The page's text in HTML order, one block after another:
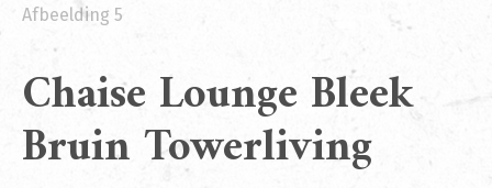
Chaise Lounge Bleek
Bruin Towerliving